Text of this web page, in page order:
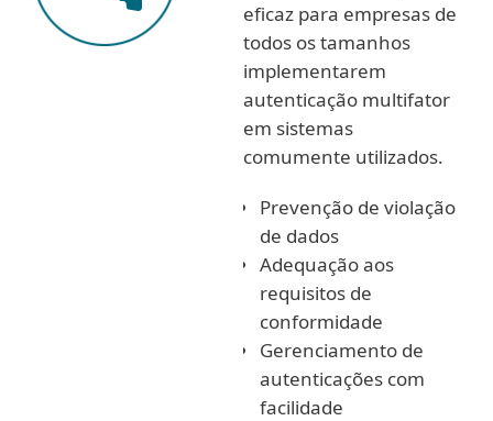
eficaz para empresas de
todos os tamanhos
implementarem
autenticação multifator
em sistemas
comumente utilizados.
Prevenção de violação
de dados
Adequação aos
requisitos de
conformidade
Gerenciamento de
autenticações com
facilidade